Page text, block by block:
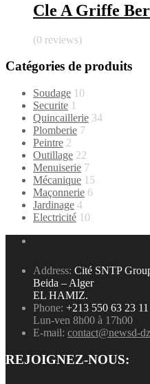
Cle A Griffe
(0 reviews)
Catégories de produits
Soudage 10
Securite 1
Quincaillerie 34
Plomberie 7
Peintre 2
Outillage 22
Menuiserie 7
Mécanique 15
Maçonnerie 6
Jardinage 4
Electricité 10
Address: Cité SNTP
Beida – Alger
EL HAMIZ.
Phone: +213 550 63 23 11
Lun-ven 8h00 à 17h00
E-mail: contact@newsd-
REJOIGNEZ-NOUS: